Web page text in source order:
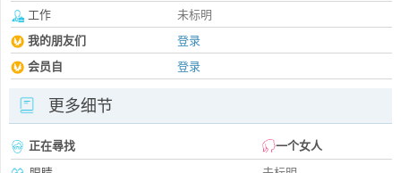
工作
未标明
我的朋友们
登录
会员自
登录
更多细节
正在尋找
一个女人